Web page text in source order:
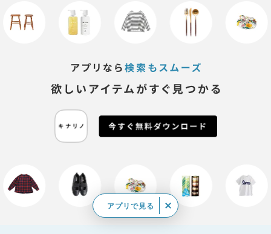
アプリで見る